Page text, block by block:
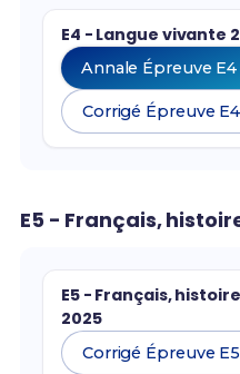
E4 - Langue vivante
Annale Épreuve
Corrigé Épreuve
E5 - Français,
E5 - Français,
2025
Corrigé Épreuve